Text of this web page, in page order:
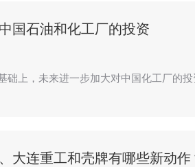
国石油和化工厂的投资
上，未来进一步加大对中国化工厂的
大连重工和壳牌有哪些新动作